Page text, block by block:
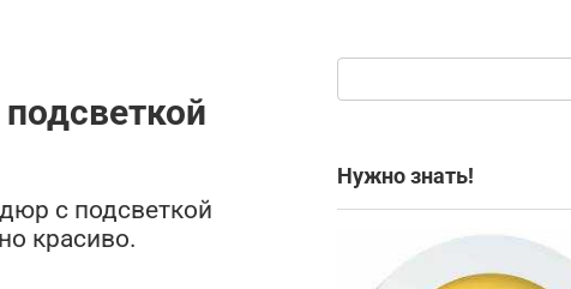
с подсветкой
красиво.
Нужно знать!